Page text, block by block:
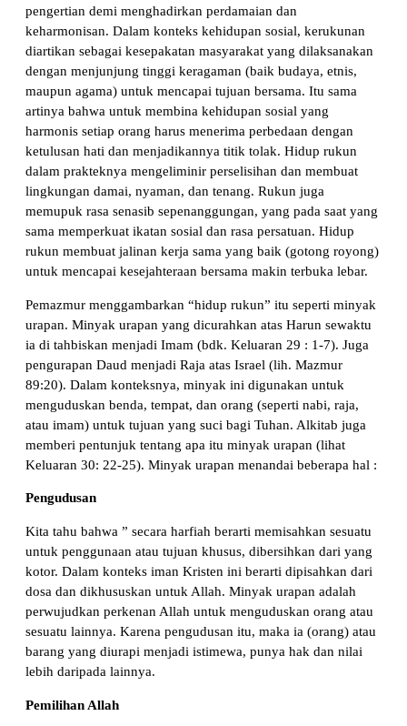
pengertian demi menghadirkan perdamaian dan
keharmonisan. Dalam konteks kehidupan sosial, kerukunan
diartikan sebagai kesepakatan masyarakat yang dilaksanakan
dengan menjunjung tinggi keragaman (baik budaya, etnis,
maupun agama) untuk mencapai tujuan bersama. Itu sama
artinya bahwa untuk membina kehidupan sosial yang
harmonis setiap orang harus menerima perbedaan dengan
ketulusan hati dan menjadikannya titik tolak. Hidup rukun
dalam prakteknya mengeliminir perselisihan dan membuat
lingkungan damai, nyaman, dan tenang. Rukun juga
memupuk rasa senasib sepenanggungan, yang pada saat yang
sama memperkuat ikatan sosial dan rasa persatuan. Hidup
rukun membuat jalinan kerja sama yang baik (gotong royong)
untuk mencapai kesejahteraan bersama makin terbuka lebar.
Pemazmur menggambarkan “hidup rukun” itu seperti minyak
urapan. Minyak urapan yang dicurahkan atas Harun sewaktu
ia di tahbiskan menjadi Imam (bdk. Keluaran 29 : 1-7). Juga
pengurapan Daud menjadi Raja atas Israel (lih. Mazmur
89:20). Dalam konteksnya, minyak ini digunakan untuk
menguduskan benda, tempat, dan orang (seperti nabi, raja,
atau imam) untuk tujuan yang suci bagi Tuhan. Alkitab juga
memberi pentunjuk tentang apa itu minyak urapan (lihat
Keluaran 30: 22-25). Minyak urapan menandai beberapa hal :
Pengudusan
Kita tahu bahwa ” secara harfiah berarti memisahkan sesuatu
untuk penggunaan atau tujuan khusus, dibersihkan dari yang
kotor. Dalam konteks iman Kristen ini berarti dipisahkan dari
dosa dan dikhususkan untuk Allah. Minyak urapan adalah
perwujudkan perkenan Allah untuk menguduskan orang atau
sesuatu lainnya. Karena pengudusan itu, maka ia (orang) atau
barang yang diurapi menjadi istimewa, punya hak dan nilai
lebih daripada lainnya.
Pemilihan Allah